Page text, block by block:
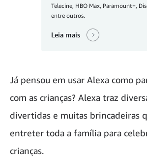
Telecine, HBO Max, Paramount+,
entre outros.
Leia mais
Já pensou em usar Alexa como
com as crianças? Alexa traz
divertidas e muitas brincadeiras
entreter toda a família para
crianças.